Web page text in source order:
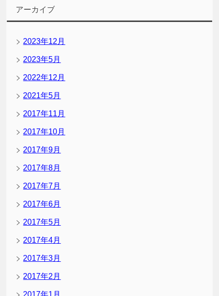
アーカイブ
2023年12月
2023年5月
2022年12月
2021年5月
2017年11月
2017年10月
2017年9月
2017年8月
2017年7月
2017年6月
2017年5月
2017年4月
2017年3月
2017年2月